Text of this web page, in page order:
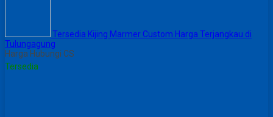
Tersedia Kijing Marmer Custom Harga Terjangkau di
Tulungagung
Harga Hubungi CS
Tersedia